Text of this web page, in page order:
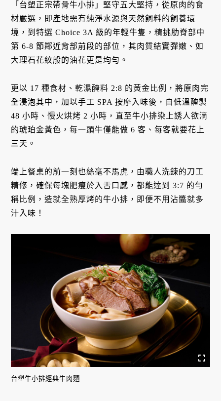
「台塑正宗帶骨牛小排」堅守五大堅持，從原肉的食
材嚴選，即產地需有純淨水源與天然飼料的飼養環
境，到特選 Choice 3A 級的年輕牛隻，精挑肋脊部中
第 6-8 節鄰近背部前段的部位，其肉質結實彈嫩、如
大理石花紋般的油花更是均勻。
更以 17 種食材、乾濕醃料 2:8 的黃金比例，將原肉完
全浸泡其中，加以手工 SPA 按摩入味後，自低溫醃製
48 小時、慢火烘烤 2 小時，直至牛小排染上誘人欲滴
的琥珀金黃色，每一頭牛僅能做 6 客、每客就要花上
三天。
端上餐桌的前一刻也絲毫不馬虎，由職人洗鍊的刀工
精修，確保每塊肥瘦於入舌口感，都能達到 3:7 的勻
稱比例，造就全熟厚烤的牛小排，即便不用沾醬就多
汁入味！
台塑牛小排經典牛肉麵